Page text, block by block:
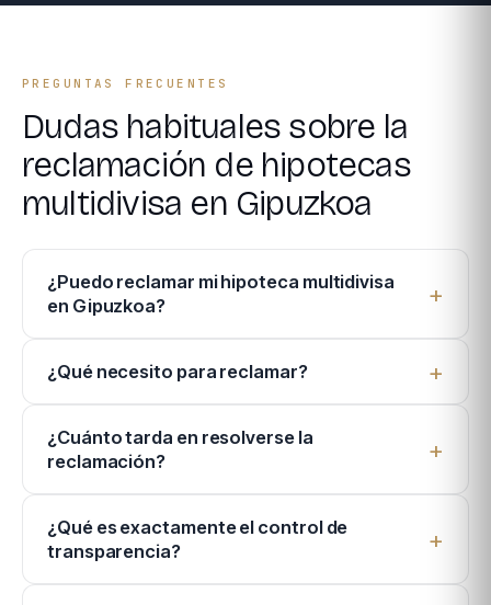
PREGUNTAS FRECUENTES
Dudas habituales sobre la
reclamación de hipotecas
multidivisa en Gipuzkoa
¿Puedo reclamar mi hipoteca multidivisa
en Gipuzkoa?
¿Qué necesito para reclamar?
¿Cuánto tarda en resolverse la
reclamación?
¿Qué es exactamente el control de
transparencia?